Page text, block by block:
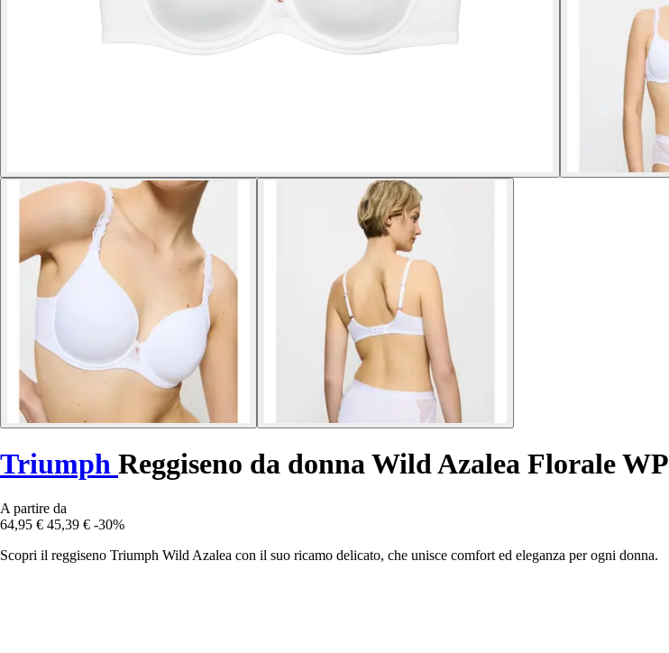
Triumph Reggiseno da donna Wild Azalea Florale WP
A partire da
64,95 € 45,39 € -30%
Scopri il reggiseno Triumph Wild Azalea con il suo ricamo delicato, che unisce comfort ed eleganza per ogni donna.